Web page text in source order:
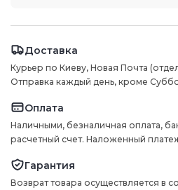
Доставка
Курьер по Киеву, Новая Почта
Отправка каждый день, кроме
Оплата
Наличными, безналичная оплата,
расчетный счет. Наложенный
Гарантия
Возврат товара осуществляется в